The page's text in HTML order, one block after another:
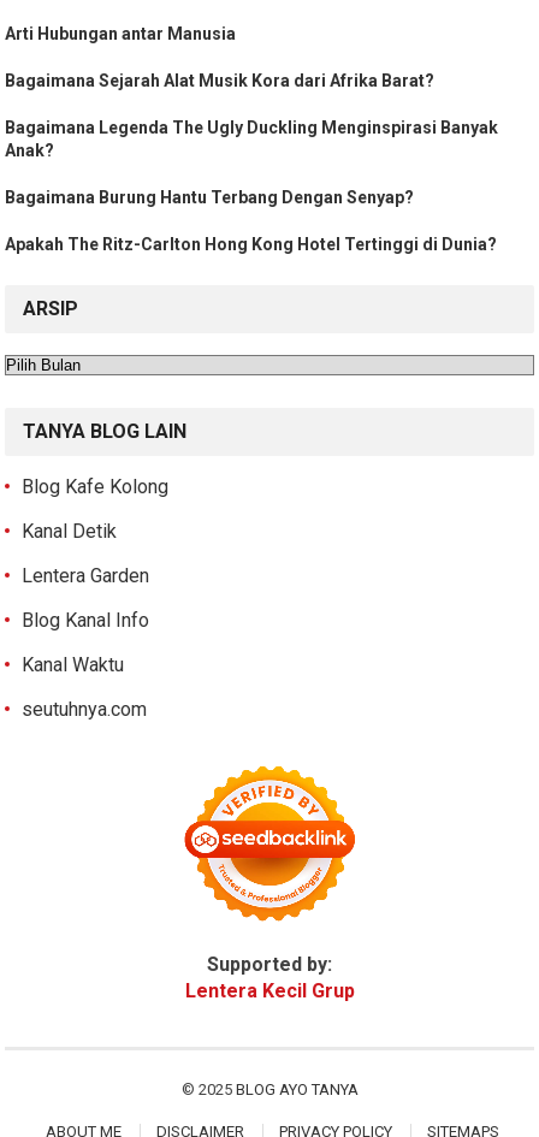
Arti Hubungan antar Manusia
Bagaimana Sejarah Alat Musik Kora dari Afrika Barat?
Bagaimana Legenda The Ugly Duckling Menginspirasi Banyak
Anak?
Bagaimana Burung Hantu Terbang Dengan Senyap?
Apakah The Ritz-Carlton Hong Kong Hotel Tertinggi di Dunia?
ARSIP
Arsip
TANYA BLOG LAIN
Blog Kafe Kolong
Kanal Detik
Lentera Garden
Blog Kanal Info
Kanal Waktu
seutuhnya.com
Supported by:
Lentera Kecil Grup
© 2025 BLOG AYO TANYA
ABOUT ME DISCLAIMER PRIVACY POLICY SITEMAPS